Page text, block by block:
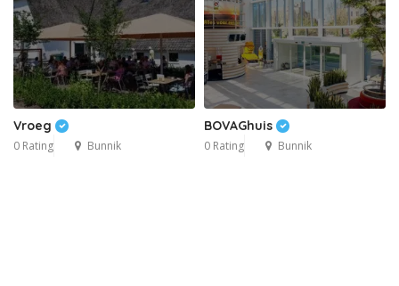
Vroeg
0 Rating Bunnik
BOVAGhuis
0 Rating Bunnik